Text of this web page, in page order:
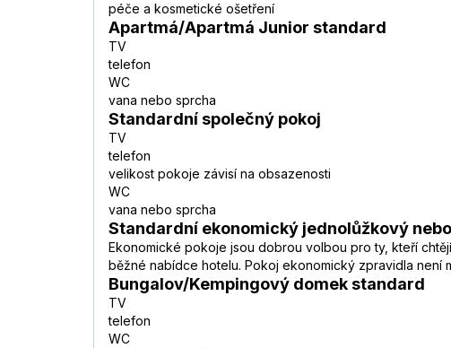
péče a kosmetické ošetření
Apartmá/Apartmá Junior standard
TV
telefon
WC
vana nebo sprcha
Standardní společný pokoj
TV
telefon
velikost pokoje závisí na obsazenosti
WC
vana nebo sprcha
Standardní ekonomický jednolůžkový
Ekonomické pokoje jsou dobrou volbou pro ty, kteří
běžné nabídce hotelu. Pokoj ekonomický zpravidla není
Bungalov/Kempingový domek standard
TV
telefon
WC